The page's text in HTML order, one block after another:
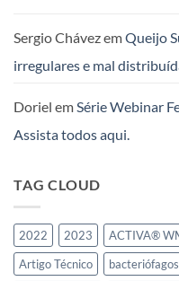
Sergio ChávezemQueijo
irregulares e mal
Doriel emSérie Webinar
Assista todos aqui.
TAG CLOUD
2022 2023 ACTIVA®
Artigo Técnico
bacteriófagos